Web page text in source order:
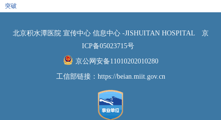
突破
北京积水潭医院 宣传中心 信息中心 -JISHUITAN HOSPITAL
京
ICP备05023715号
京公网安备11010202010280
工信部链接： https://beian.miit.gov.cn